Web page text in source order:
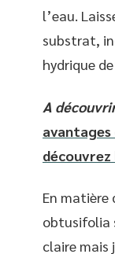
l’eau.
substrat,
hydrique
A
découvrez
En matière
obtusifolia
claire mais